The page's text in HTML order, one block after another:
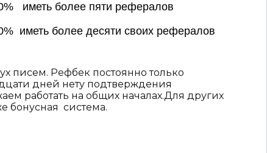
иметь более пяти рефералов
иметь более десяти своих рефералов
писем. Рефбек постоянно только
дней нету подтверждения
работать на общих началах.Для других
бонусная система.